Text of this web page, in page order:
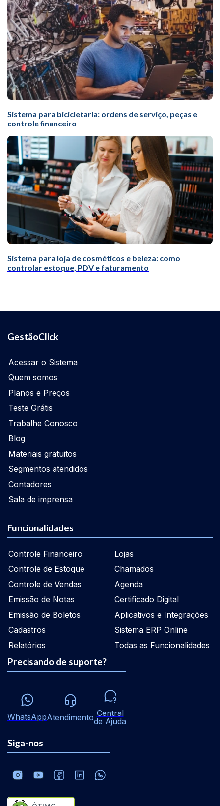
Sistema para bicicletaria: ordens de serviço, peças e
controle financeiro
Sistema para loja de cosméticos e beleza: como
controlar estoque, PDV e faturamento
GestãoClick
Acessar o Sistema
Quem somos
Planos e Preços
Teste Grátis
Trabalhe Conosco
Blog
Materiais gratuitos
Segmentos atendidos
Contadores
Sala de imprensa
Funcionalidades
Controle Financeiro
Controle de Estoque
Controle de Vendas
Emissão de Notas
Emissão de Boletos
Cadastros
Relatórios
Lojas
Chamados
Agenda
Certificado Digital
Aplicativos e Integrações
Sistema ERP Online
Todas as Funcionalidades
Precisando de suporte?
WhatsAppAtendimento Central
de Ajuda
Siga-nos